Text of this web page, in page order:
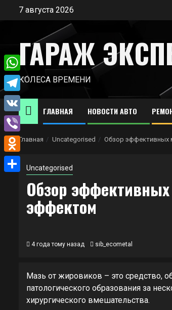
Перейти7 августа 2026
ГАРАЖ
КОЛЕСА ВРЕМЕНИ
ГЛАВНАЯ НОВОСТИ АВТО
Главная Uncategorised Обзор эффективных
Uncategorised
Обзор
эффектом
4 года тому назад sib_ecometal
Мазь от жировиков – это средство,
патологического образования за
хирургического вмешательства.
WhatsApp
Telegram
VK
Viber
Odnoklassniki
Отправить